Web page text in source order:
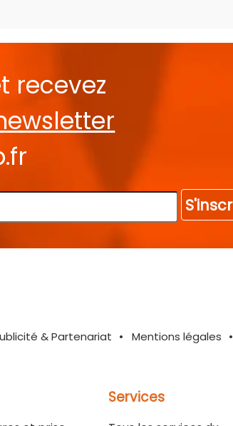
recevez
& Partenariat Mentions légales
Services